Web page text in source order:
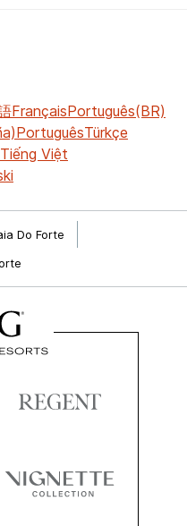
FrançaisPortuguês(BR)
PortuguêsTürkçe
Tiếng Việt
Do Forte